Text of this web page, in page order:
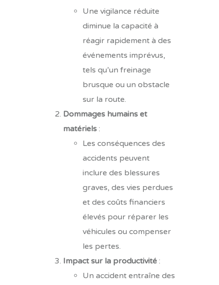
Une vigilance réduite
diminue la capacité à
réagir rapidement à des
événements imprévus,
tels qu’un freinage
brusque ou un obstacle
sur la route.
Dommages humains et
matériels :
Les conséquences des
accidents peuvent
inclure des blessures
graves, des vies perdues
et des coûts financiers
élevés pour réparer les
véhicules ou compenser
les pertes.
Impact sur la productivité :
Un accident entraîne des